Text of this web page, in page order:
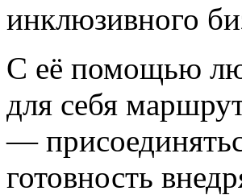
инклюзивного
С её помощью
для себя
—
готовность